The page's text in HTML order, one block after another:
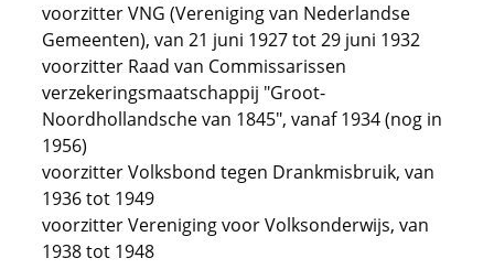
voorzitter VNG (Vereniging van Nederlandse
Gemeenten), van 21 juni 1927 tot 29 juni 1932
voorzitter Raad van Commissarissen
verzekeringsmaatschappij "Groot-
Noordhollandsche van 1845", vanaf 1934 (nog in
1956)
voorzitter Volksbond tegen Drankmisbruik, van
1936 tot 1949
voorzitter Vereniging voor Volksonderwijs, van
1938 tot 1948